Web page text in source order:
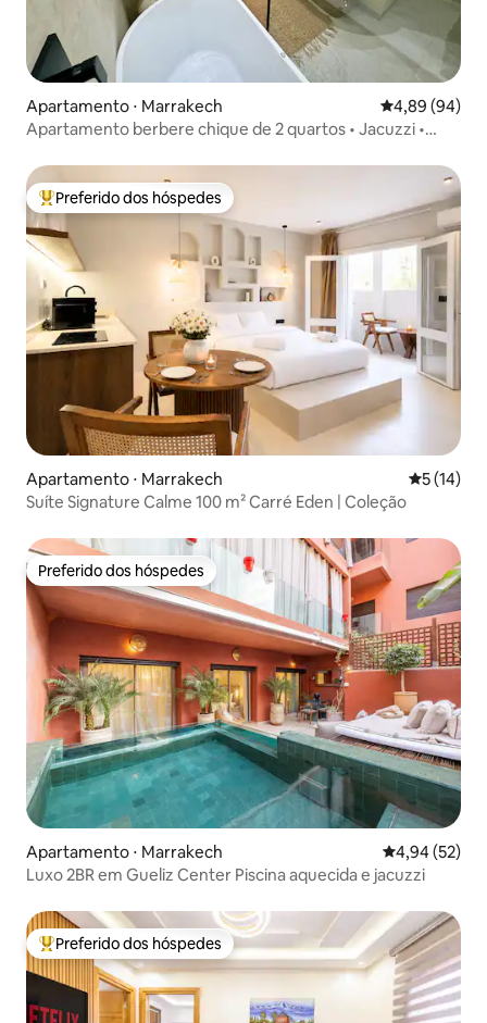
Apartamento ⋅ Marrakech 4,89 de uma
4,89 (94)
Apartamento berbere chique de 2 quartos • Jacuzzi •
Entre os melhores preferidos dos hóspedes
Preferido dos hóspedes
Apartamento ⋅ Marrakech 5 de uma
5 (14)
Suíte Signature Calme 100 m² Carré Eden | Coleção
Preferido dos hóspedes
Preferido dos hóspedes
Apartamento ⋅ Marrakech 4,94 de uma
4,94 (52)
Luxo 2BR em Gueliz Center Piscina aquecida e jacuzzi
Entre os melhores preferidos dos hóspedes
Preferido dos hóspedes